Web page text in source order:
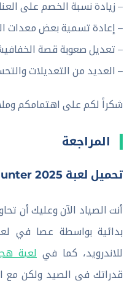
– زيادة نسبة الخصم على
– إعادة تسمية بعض معدات
– تعديل صعوبة قصة
– العديد من التعديلات
شكراً لكم على اهتمامكم
المراجعة
تحميل لعبة Big Hunter 2025 بيج هانتر
أنت الصياد الآن وعليك أن
للاندرويد، كما في لعبة
قدراتك في الصيد ولكن